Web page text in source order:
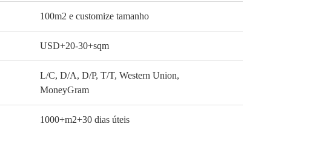
100m2 e customize tamanho
USD+20-30+sqm
L/C, D/A, D/P, T/T, Western Union,
MoneyGram
1000+m2+30 dias úteis